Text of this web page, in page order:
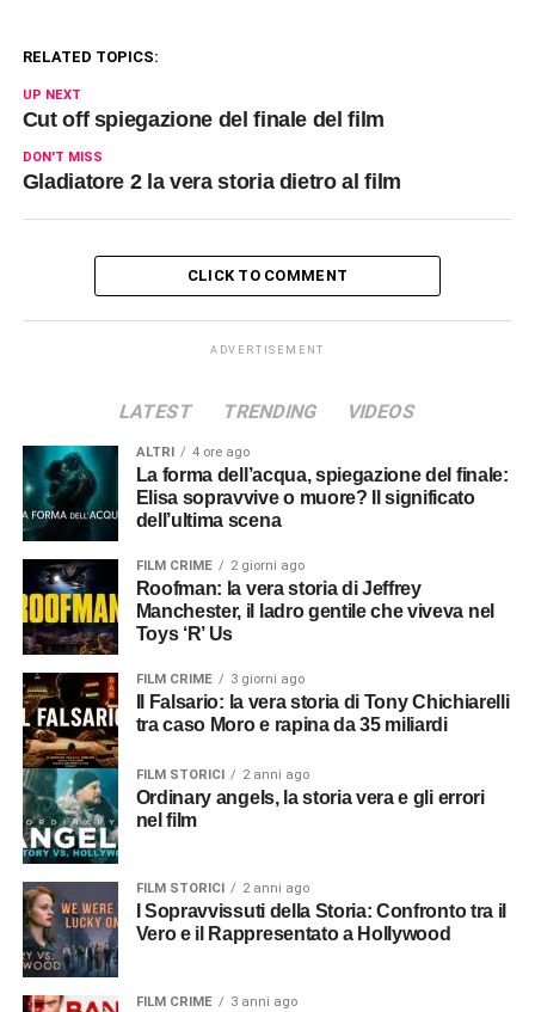
RELATED TOPICS:
UP NEXT
Cut off spiegazione del finale del film
DON'T MISS
Gladiatore 2 la vera storia dietro al film
CLICK TO COMMENT
ADVERTISEMENT
LATEST TRENDING VIDEOS
ALTRI 4 ore ago
La forma dell’acqua, spiegazione del finale:
Elisa sopravvive o muore? Il significato
dell’ultima scena
FILM CRIME 2 giorni ago
Roofman: la vera storia di Jeffrey
Manchester, il ladro gentile che viveva nel
Toys ‘R’ Us
FILM CRIME 3 giorni ago
tra caso Moro e rapina da 35 miliardi
FILM STORICI 2 anni ago
Ordinary angels, la storia vera e gli errori
nel film
FILM STORICI 2 anni ago
Vero e il Rappresentato a Hollywood
FILM CRIME 3 anni ago